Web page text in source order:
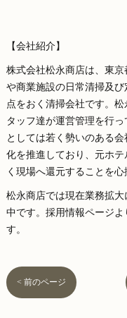
【会社紹介】
株式会社松永商店は、東
や商業施設の日常清掃及
点をおく清掃会社です。
タッフ達が運営管理を行
としては若く勢いのある
化を推進しており、元ホ
く現場へ還元することを心
松永商店では現在業務拡
中です。採用情報ページ
す。
< 前のページ